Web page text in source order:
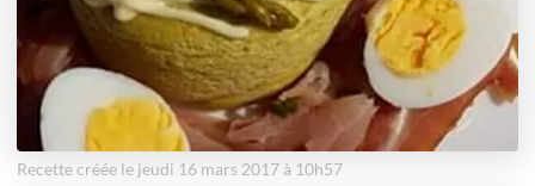
Recette créée le jeudi 16 mars 2017 à 10h57